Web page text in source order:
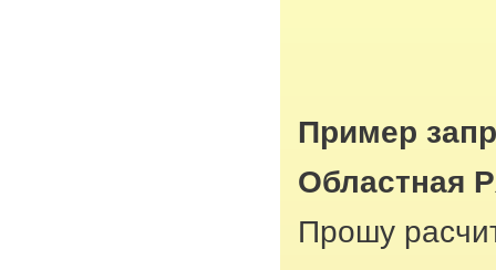
Пример
Областная
Прошу